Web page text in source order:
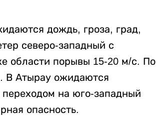
дождь, гроза, град,
северо-западный с
области порывы 15-20 м/с. По
В Атырау ожидаются
на юго-западный
опасность.